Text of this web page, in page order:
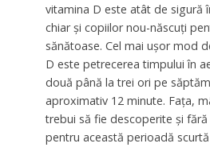
vitamina D este atât de sigură
chiar și copiilor nou-născuți
sănătoase. Cel mai ușor mod
D este petrecerea timpului în
două până la trei ori pe
aproximativ 12 minute. Fața,
trebui să fie descoperite și
pentru această perioadă